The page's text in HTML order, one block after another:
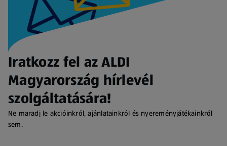
Iratkozz fel az ALDI
Magyarország hírlevél
szolgáltatására!
Ne maradj le akcióinkról, ajánlatainkról és nyereményjátékainkról
sem.